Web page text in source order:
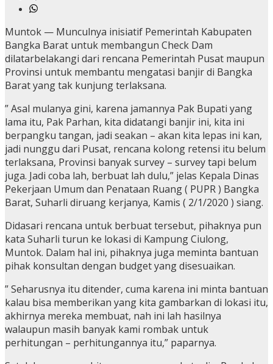
Muntok — Munculnya inisiatif Pemerintah Kabupaten
Bangka Barat untuk membangun Check Dam
dilatarbelakangi dari rencana Pemerintah Pusat maupun
Provinsi untuk membantu mengatasi banjir di Bangka
Barat yang tak kunjung terlaksana.
” Asal mulanya gini, karena jamannya Pak Bupati yang
lama itu, Pak Parhan, kita didatangi banjir ini, kita ini
berpangku tangan, jadi seakan – akan kita lepas ini kan,
jadi nunggu dari Pusat, rencana kolong retensi itu belum
terlaksana, Provinsi banyak survey – survey tapi belum
juga. Jadi coba lah, berbuat lah dulu,” jelas Kepala Dinas
Pekerjaan Umum dan Penataan Ruang ( PUPR ) Bangka
Barat, Suharli diruang kerjanya, Kamis ( 2/1/2020 ) siang.
Didasari rencana untuk berbuat tersebut, pihaknya pun
kata Suharli turun ke lokasi di Kampung Ciulong,
Muntok. Dalam hal ini, pihaknya juga meminta bantuan
pihak konsultan dengan budget yang disesuaikan.
” Seharusnya itu ditender, cuma karena ini minta bantuan
kalau bisa memberikan yang kita gambarkan di lokasi itu,
akhirnya mereka membuat, nah ini lah hasilnya
walaupun masih banyak kami rombak untuk
perhitungan – perhitungannya itu,” paparnya.